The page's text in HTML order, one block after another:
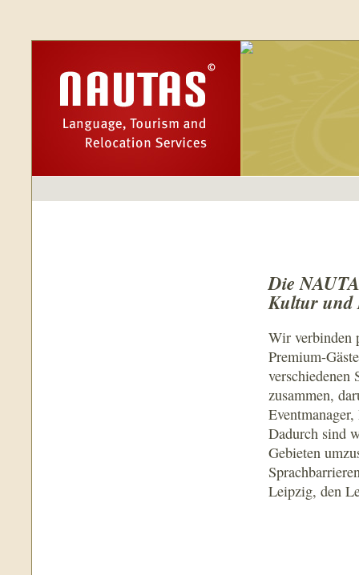
Die
Kultur und
Wir verbinden
Premium-
verschiedenen
zusammen,
Dadurch sind
Gebieten
Leipzig, den